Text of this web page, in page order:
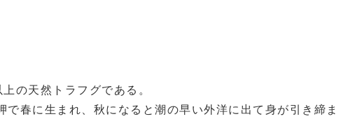
の天然トラフグである。
春に生まれ、秋になると潮の早い外洋に出て身が引き締ま